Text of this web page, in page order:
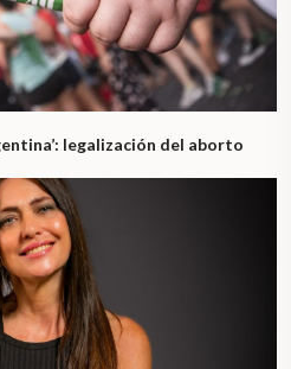
legalización del aborto